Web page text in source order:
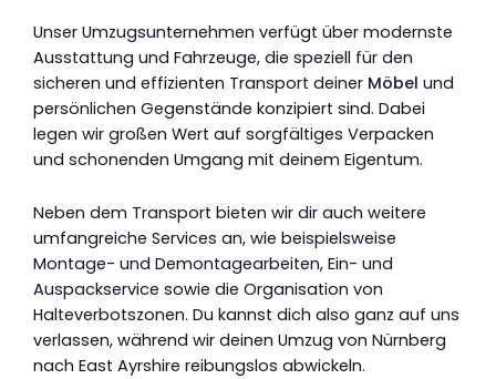
Unser Umzugsunternehmen verfügt über modernste
Ausstattung und Fahrzeuge, die speziell für den
sicheren und effizienten Transport deiner Möbel und
persönlichen Gegenstände konzipiert sind. Dabei
legen wir großen Wert auf sorgfältiges Verpacken
und schonenden Umgang mit deinem Eigentum.
Neben dem Transport bieten wir dir auch weitere
umfangreiche Services an, wie beispielsweise
Montage- und Demontagearbeiten, Ein- und
Auspackservice sowie die Organisation von
Halteverbotszonen. Du kannst dich also ganz auf uns
verlassen, während wir deinen Umzug von Nürnberg
nach East Ayrshire reibungslos abwickeln.